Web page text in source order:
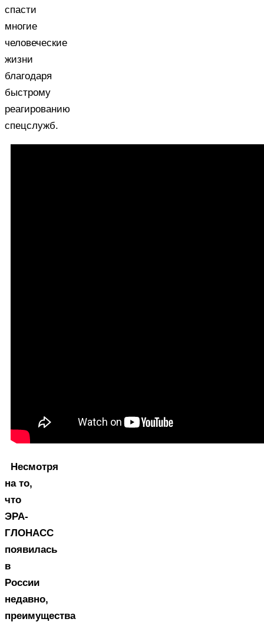
спасти
многие
человеческие
жизни
благодаря
быстрому
реагированию
спецслужб.
Несмотря
на то,
что
ЭРА-
ГЛОНАСС
появилась
в
России
недавно,
преимущества